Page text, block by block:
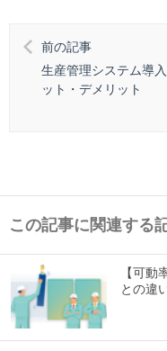
前の記事
生産管理システム導
ット・デメリット
この記事に関連する
【可
との違